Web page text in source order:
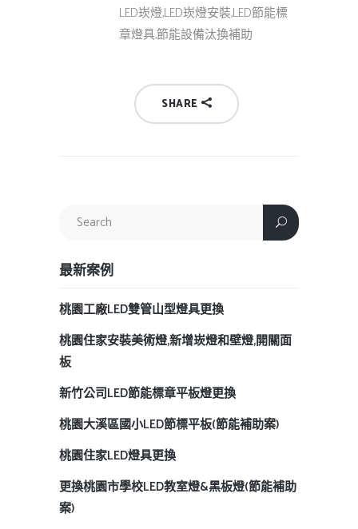
LED崁燈,LED崁燈安裝,LED節能標
章燈具,節能設備汰換補助
SHARE
最新案例
桃園工廠LED雙管山型燈具更換
桃園住家安裝美術燈,新增崁燈和壁燈,開關面
板
新竹公司LED節能標章平板燈更換
桃園大溪區國小LED節標平板(節能補助案)
桃園住家LED燈具更換
更換桃園市學校LED教室燈&黑板燈(節能補助
案)